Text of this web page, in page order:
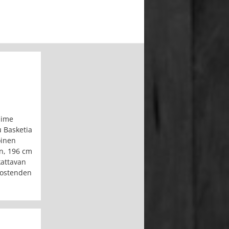
196 cm